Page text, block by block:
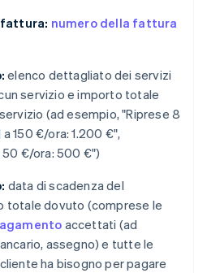
numero della fattura
elenco dettagliato dei servizi
servizio e importo totale
(ad esempio, "Riprese 8
150 €/ora: 1.200 €",
50 €/ora: 500 €")
data di scadenza del
totale dovuto (comprese le
accettati (ad
assegno) e tutte le
ha bisogno per pagare